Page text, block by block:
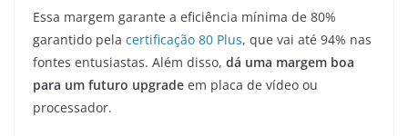
Essa margem garante a eficiência mínima de 80%
garantido pela certificação 80 Plus, que vai até 94% nas
fontes entusiastas. Além disso, dá uma margem boa
para um futuro upgrade em placa de vídeo ou
processador.